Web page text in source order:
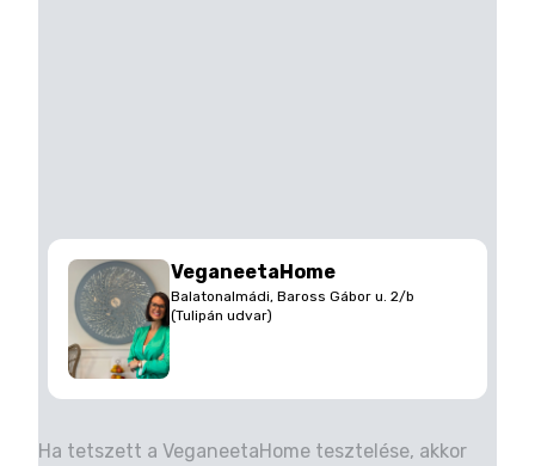
VeganeetaHome
Balatonalmádi, Baross Gábor u. 2/b
(Tulipán udvar)
Ha tetszett a VeganeetaHome tesztelése, akkor